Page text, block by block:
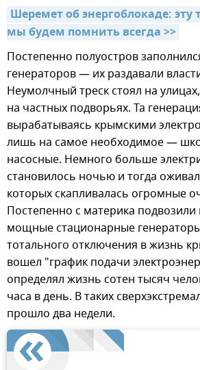
Шеремет об энергоблокаде:
мы будем помнить всегда >>
Постепенно полуостров
генераторов — их раздавали
Неумолчный треск стоял на
на частных подворьях. Та
вырабатываясь крымскими
лишь на самое необходимое —
насосные. Немного больше
становилось ночью и тогда
которых скапливалась огромные
Постепенно с материка подвозили
мощные стационарные
тотального отключения в жизнь
вошел "график подачи
определял жизнь сотен тысяч
часа в день. В таких
прошло два недели.